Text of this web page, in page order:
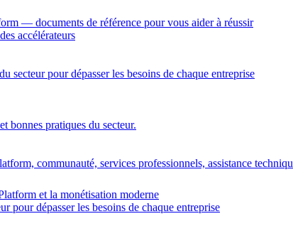
— documents de référence pour vous aider à réussir
accélérateurs
secteur pour dépasser les besoins de chaque entreprise
bonnes pratiques du secteur.
communauté, services professionnels, assistance
et la monétisation moderne
pour dépasser les besoins de chaque entreprise